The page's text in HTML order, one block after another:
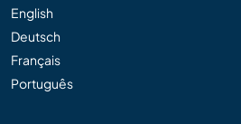
English
Deutsch
Français
Português